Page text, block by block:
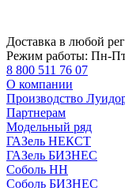
Доставка в любой
Режим работы: Пн-Пт
8 800 511 76 07
О компании
Производство
Партнерам
Модельный ряд
ГАЗель НЕКСТ
ГАЗель БИЗНЕС
Соболь НН
Соболь БИЗНЕС